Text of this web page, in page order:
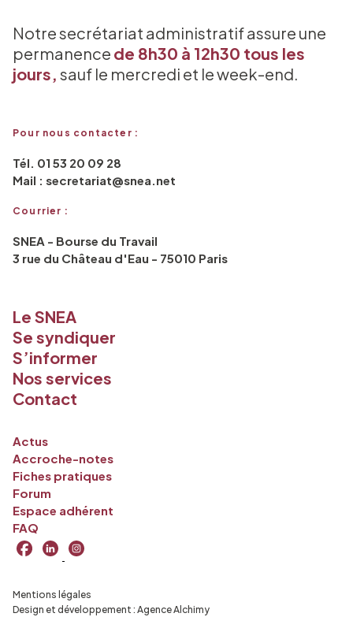
Notre secrétariat administratif assure une
permanence de 8h30 à 12h30 tous les
jours, sauf le mercredi et le week-end.
Pour nous contacter :
Tél. 01 53 20 09 28
Mail : secretariat@snea.net
Courrier :
SNEA - Bourse du Travail
3 rue du Château d'Eau - 75010 Paris
Le SNEA
Se syndiquer
S’informer
Nos services
Contact
Actus
Accroche-notes
Fiches pratiques
Forum
Espace adhérent
FAQ
Design et développement : Agence Alchimy
Mentions légales